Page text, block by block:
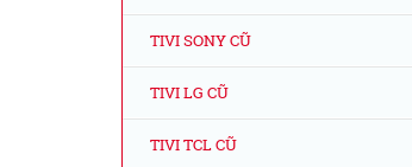
TIVI SONY CŨ
TIVI LG CŨ
TIVI TCL CŨ